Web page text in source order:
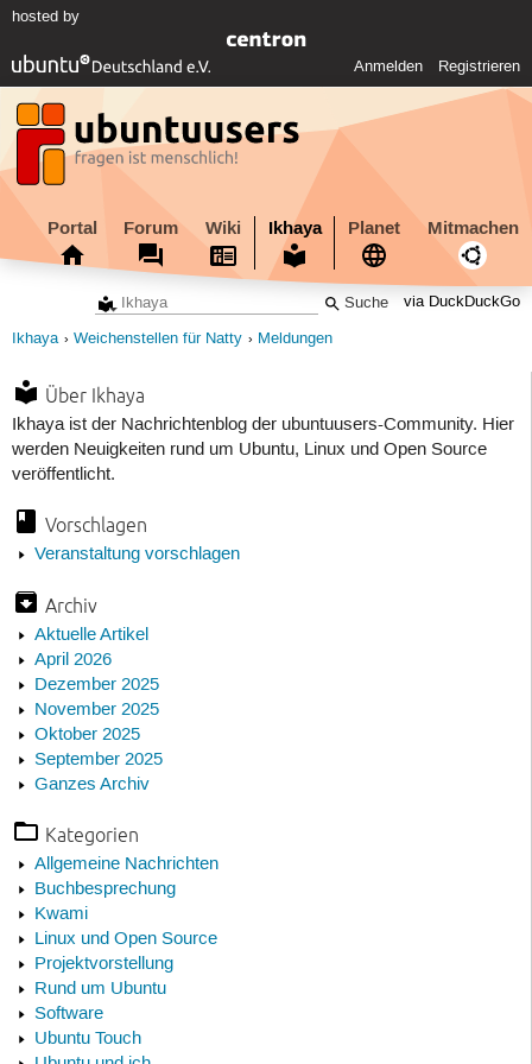
hosted by
Anmelden Registrieren
Portal Forum Wiki Ikhaya Planet Mitmachen
via DuckDuckGo
Ikhaya Weichenstellen für Natty Meldungen
Über Ikhaya
Ikhaya ist der Nachrichtenblog der ubuntuusers-Community. Hier
werden Neuigkeiten rund um Ubuntu, Linux und Open Source
veröffentlicht.
Vorschlagen
Veranstaltung vorschlagen
Archiv
Aktuelle Artikel
April 2026
Dezember 2025
November 2025
Oktober 2025
September 2025
Ganzes Archiv
Kategorien
Allgemeine Nachrichten
Buchbesprechung
Kwami
Linux und Open Source
Projektvorstellung
Rund um Ubuntu
Software
Ubuntu Touch